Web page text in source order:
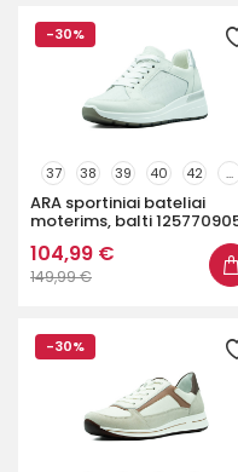
-30%
37 38 39 40 42 ...
ARA sportiniai bateliai
moterims, balti
104,99 €
149,99 €
-30%